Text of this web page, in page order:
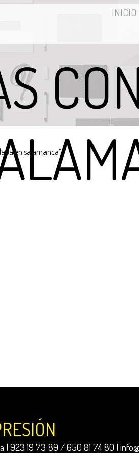
INICIO
en salamanca”
| 923 19 73 89 / 650 81 74 80 |